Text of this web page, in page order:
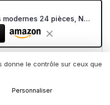
rend vraiment bien
poids et une prise
coupent correctement
Ensemble de couverts modernes 24 pièces, Noir martelé Couteaux dentelés 2-en-1 ultra-tranchants, Service en acier inoxydable 18/10 Set pour 6 personnes, Couteaux, fourchettes, Cuillères Noir 24
donne le contrôle sur ceux que
Personnaliser